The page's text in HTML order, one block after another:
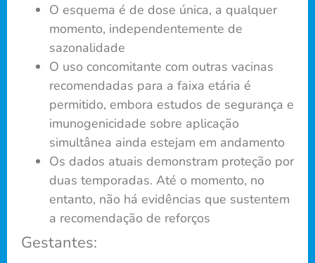
O esquema é de dose única, a qualquer
momento, independentemente de
sazonalidade
O uso concomitante com outras vacinas
recomendadas para a faixa etária é
permitido, embora estudos de segurança e
imunogenicidade sobre aplicação
simultânea ainda estejam em andamento
Os dados atuais demonstram proteção por
duas temporadas. Até o momento, no
entanto, não há evidências que sustentem
a recomendação de reforços
Gestantes: